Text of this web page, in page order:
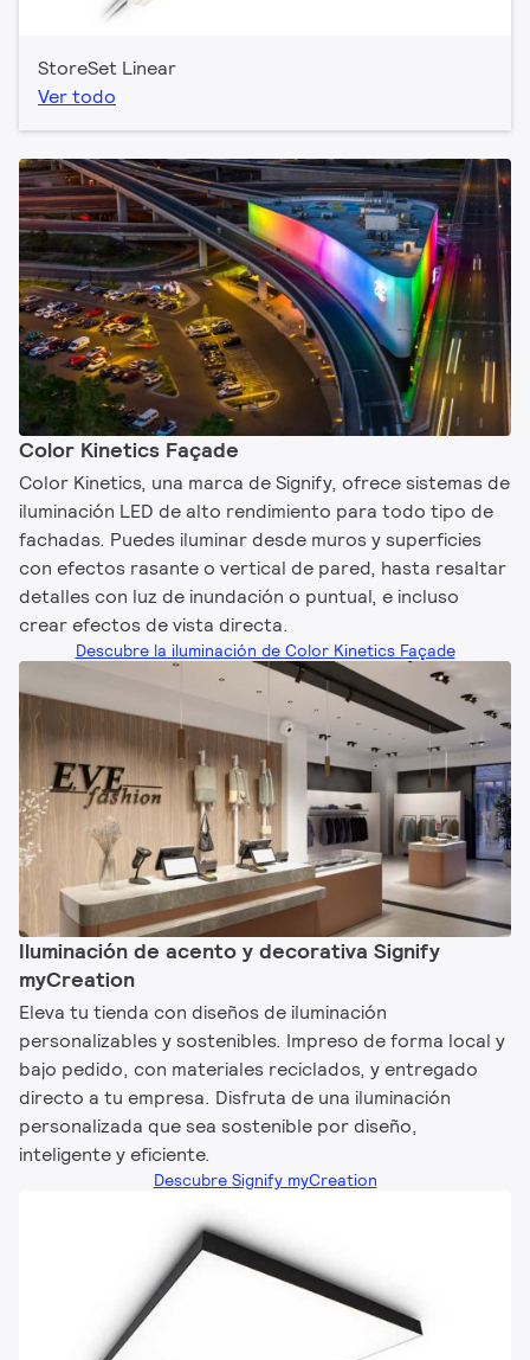
StoreSet Linear
Ver todo
Color Kinetics Façade
Color Kinetics, una marca de Signify, ofrece sistemas de
iluminación LED de alto rendimiento para todo tipo de
fachadas. Puedes iluminar desde muros y superficies
con efectos rasante o vertical de pared, hasta resaltar
detalles con luz de inundación o puntual, e incluso
crear efectos de vista directa.
Descubre la iluminación de Color Kinetics Façade
Iluminación de acento y decorativa Signify
myCreation
Eleva tu tienda con diseños de iluminación
personalizables y sostenibles. Impreso de forma local y
bajo pedido, con materiales reciclados, y entregado
directo a tu empresa. Disfruta de una iluminación
personalizada que sea sostenible por diseño,
inteligente y eficiente.
Descubre Signify myCreation